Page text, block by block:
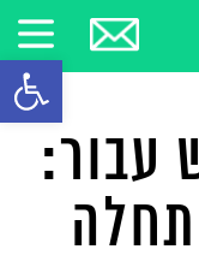
פתח
עבור: